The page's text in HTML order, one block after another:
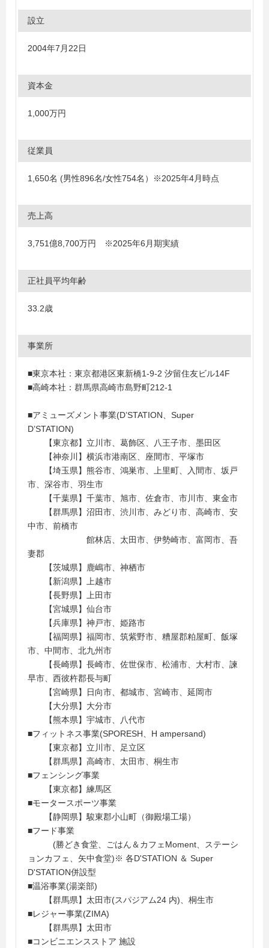
設立
2004年7月22日
資本金
1,000万円
従業員
1,650名 (男性896名/女性754名）※2025年4月時点
売上高
3,751億8,700万円 ※2025年6月期実績
正社員平均年齢
33.2歳
事業所
■東京本社：東京都港区東新橋1-9-2 汐留住友ビル14F
■高崎本社：群馬県高崎市島野町212-1
■アミューズメント事業(D’STATION、Super
D’STATION)
【東京都】立川市、葛飾区、八王子市、墨田区
【神奈川】横浜市港南区、座間市、平塚市
【埼玉県】熊谷市、鴻巣市、上里町、入間市、坂戸
市、深谷市、羽生市
【千葉県】千葉市、旭市、佐倉市、市川市、東金市
【群馬県】沼田市、渋川市、みどり市、高崎市、安
中市、前橋市
館林店、太田市、伊勢崎市、富岡市、吾
妻郡
【茨城県】鹿嶋市、神栖市
【新潟県】上越市
【長野県】上田市
【宮城県】仙台市
【兵庫県】神戸市、姫路市
【福岡県】福岡市、筑紫野市、糟屋郡粕屋町、飯塚
市、中間市、北九州市
【長崎県】長崎市、佐世保市、松浦市、大村市、諫
早市、西彼杵郡長与町
【宮崎県】日向市、都城市、宮崎市、延岡市
【大分県】大分市
【熊本県】宇城市、八代市
■フィットネス事業(SPORESH、H ampersand)
【東京都】立川市、足立区
【群馬県】高崎市、太田市、桐生市
■フェンシング事業
【東京都】練馬区
■モータースポーツ事業
【静岡県】駿東郡小山町（御殿場工場）
■フード事業
(勝どき食堂、ごはん＆カフェMoment、ステーシ
ョンカフェ、矢中食堂)※ 各D'STATION ＆ Super
D'STATION併設型
■温浴事業(湯楽部)
【群馬県】太田市(スパジアム24 内)、桐生市
■レジャー事業(ZIMA)
【群馬県】太田市
■コンビニエンスストア 施設